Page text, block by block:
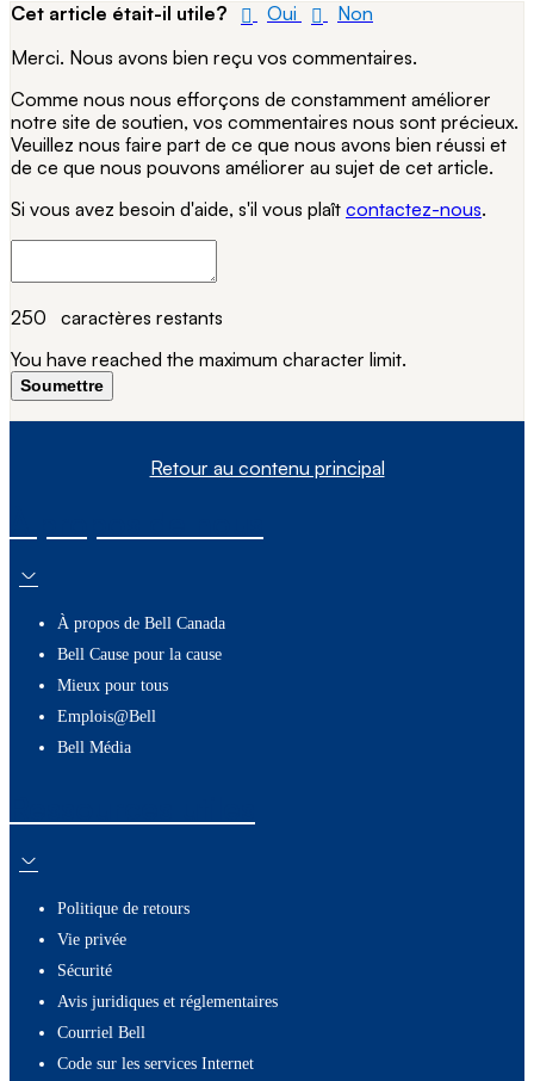
Cet article était-il utile?
Oui
Non
Merci. Nous avons bien reçu vos commentaires.
Comme nous nous efforçons de constamment améliorer
notre site de soutien, vos commentaires nous sont précieux.
Veuillez nous faire part de ce que nous avons bien réussi et
de ce que nous pouvons améliorer au sujet de cet article.
Si vous avez besoin d'aide, s'il vous plaît contactez-nous.
250 caractères restants
You have reached the maximum character limit.
Soumettre
Retour au contenu principal
À propos de Bell Canada
Bell Cause pour la cause
Mieux pour tous
Emplois@Bell
Bell Média
Politique de retours
Vie privée
Sécurité
Avis juridiques et réglementaires
Courriel Bell
Code sur les services Internet